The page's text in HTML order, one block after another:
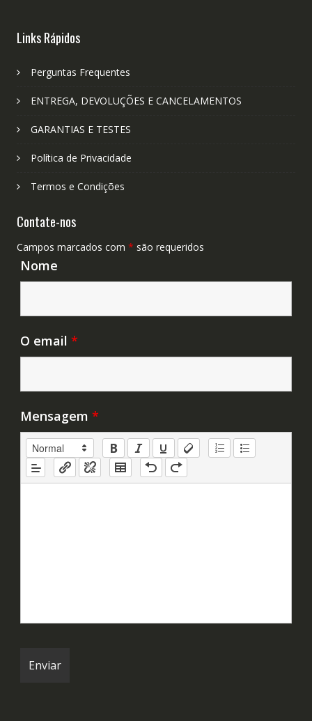
Links Rápidos
Perguntas Frequentes
ENTREGA, DEVOLUÇÕES E CANCELAMENTOS
GARANTIAS E TESTES
Política de Privacidade
Termos e Condições
Contate-nos
Campos marcados com * são requeridos
Nome
O email *
Mensagem *